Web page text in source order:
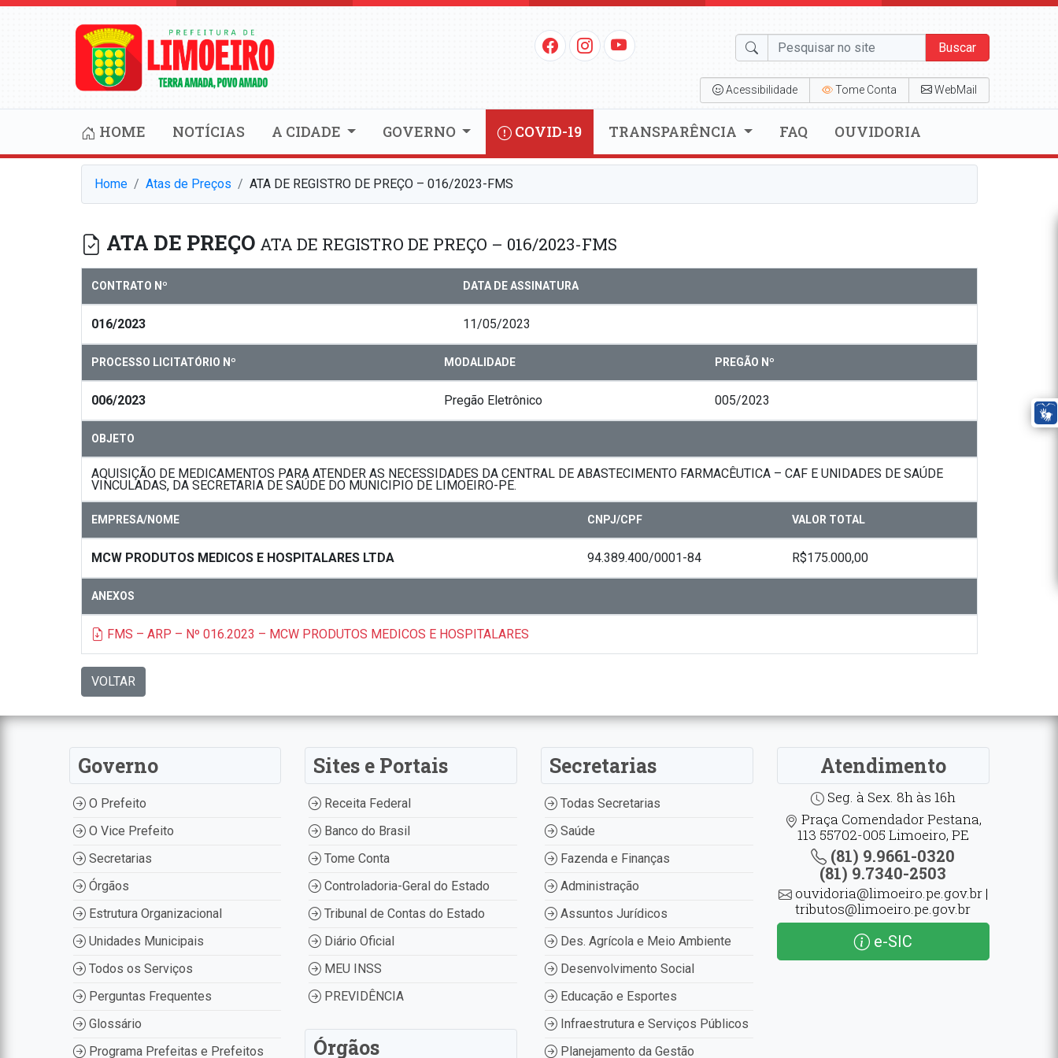
Buscar
Acessibilidade Tome Conta WebMail
HOME NOTÍCIAS A CIDADE GOVERNO COVID-19 TRANSPARÊNCIA FAQ OUVIDORIA
Home Atas de Preços ATA DE REGISTRO DE PREÇO – 016/2023-FMS
ATA DE PREÇO ATA DE REGISTRO DE PREÇO – 016/2023-FMS
CONTRATO Nº DATA DE ASSINATURA
016/2023 11/05/2023
PROCESSO LICITATÓRIO Nº MODALIDADE PREGÃO Nº
006/2023 Pregão Eletrônico 005/2023
OBJETO
AQUISIÇÃO DE MEDICAMENTOS PARA ATENDER AS NECESSIDADES DA CENTRAL DE ABASTECIMENTO FARMACÊUTICA – CAF E UNIDADES DE SAÚDE
VINCULADAS, DA SECRETARIA DE SAÚDE DO MUNICIPIO DE LIMOEIRO-PE.
EMPRESA/NOME CNPJ/CPF VALOR TOTAL
MCW PRODUTOS MEDICOS E HOSPITALARES LTDA 94.389.400/0001-84 R$175.000,00
ANEXOS
FMS – ARP – Nº 016.2023 – MCW PRODUTOS MEDICOS E HOSPITALARES
VOLTAR
Governo
O Prefeito
O Vice Prefeito
Secretarias
Órgãos
Estrutura Organizacional
Unidades Municipais
Todos os Serviços
Perguntas Frequentes
Glossário
Programa Prefeitas e Prefeitos
Sites e Portais
Receita Federal
Banco do Brasil
Tome Conta
Controladoria-Geral do Estado
Tribunal de Contas do Estado
Diário Oficial
MEU INSS
PREVIDÊNCIA
Órgãos
Secretarias
Todas Secretarias
Saúde
Fazenda e Finanças
Administração
Assuntos Jurídicos
Des. Agrícola e Meio Ambiente
Desenvolvimento Social
Educação e Esportes
Infraestrutura e Serviços Públicos
Planejamento da Gestão
Atendimento
Seg. à Sex. 8h às 16h
Praça Comendador Pestana,
113 55702-005 Limoeiro, PE
(81) 9.9661-0320
(81) 9.7340-2503
ouvidoria@limoeiro.pe.gov.br |
tributos@limoeiro.pe.gov.br
e-SIC